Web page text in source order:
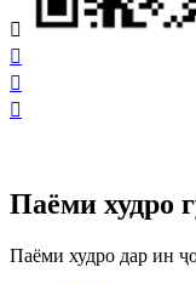




Паёми худро
Паёми худро дар ин